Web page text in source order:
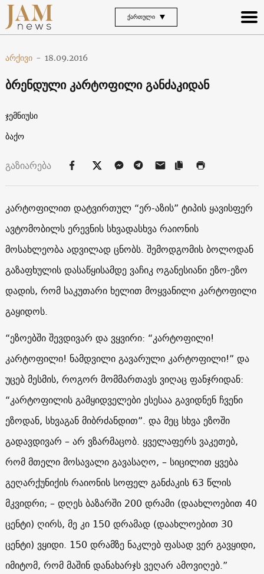
ᲥᲐᲠᲗᲣᲚᲘ
არქივი - 18.09.2016
ბრენდული კარტოფილი განძაკიდან
ჯემნიუსი
ბაქო
გაზიარება
კარტოფილით დატვირთულ “ერ-აზის” ტიპის ყავისფერ
ავტომობილს ერევნის სხვადასხვა რაიონის
მოსახლეობა ადვილად ცნობს. შემოდგომის ბოლოდან
გაზაფხულის დასაწყისამდე ვაჩიკ ოგანესიანი ეზო-ეზო
დადის, რომ საკუთარი ხელით მოყვანილი კარტოფილი
გაყიდოს.
“ეზოებში შევდივარ და ვყვირი: “კარტოფილი!
კარტოფილი! ნამდვილი გავარული კარტოფილი!” და
უცებ მესმის, როგორ მომმართავს ვიღაც ფანჯრიდან:
“კარტოფილის გამყიდველები ესესაა გავიდნენ ჩვენი
ეზოდან, სხვაგან მიბრძანდით”. და მეც სხვა ეზოში
გადავდივარ – არ ვზარმაცობ. ყველაფერს ვაკეთებ,
რომ მთელი მოსავალი გავასაღო, – სიცილით ყვება
გეღარქუნიქის რაიონის სოფელ განძაკის 63 წლის
მკვიდრი; – დღეს ბაზარში 200 დრამი (დაახლოებით 40
ცენტი) ღირს, მე კი 150 დრამად (დაახლოებით 30
ცენტი) ვყიდი. 150 დრამზე ნაკლებ ფასად ვერ გავყიდი,
იმიტომ, რომ მაშინ დანახარჯს ვეღარ ამოვიღებ.”